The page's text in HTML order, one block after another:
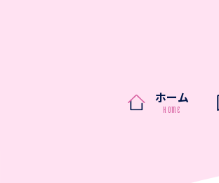
ホーム